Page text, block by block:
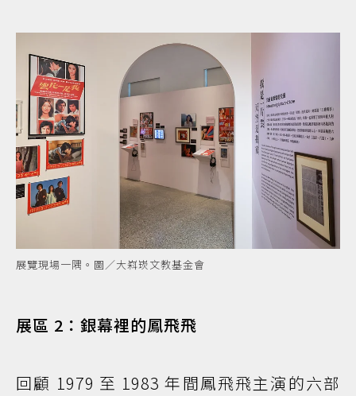
展覽現場一隅。圖／大嵙崁文教基金會
展區 2：銀幕裡的鳳飛飛
回顧 1979 至 1983 年間鳳飛飛主演的六部